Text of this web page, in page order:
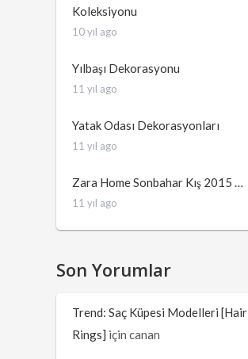
Koleksiyonu
10 yıl ago
Yılbaşı Dekorasyonu
11 yıl ago
Yatak Odası Dekorasyonları
11 yıl ago
Zara Home Sonbahar Kış 2015 …
11 yıl ago
Son Yorumlar
Trend: Saç Küpesi Modelleri [Hair
Rings] içincanan